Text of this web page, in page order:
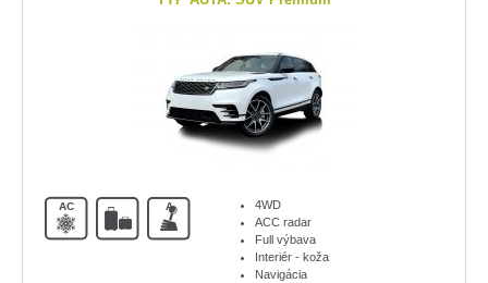
AC A
4WD
ACC radar
Full výbava
Interiér - koža
Navigácia